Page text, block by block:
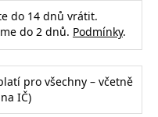
do 14 dnů vrátit.
do 2 dnů. Podmínky.
pro všechny – včetně
IČ)